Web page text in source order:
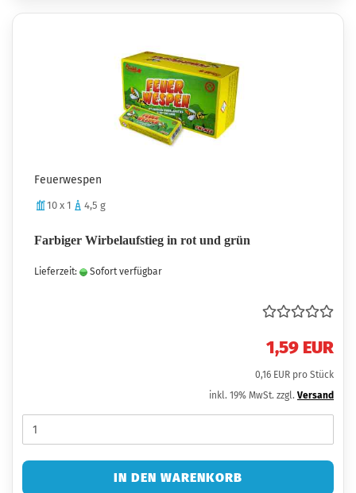
Feuerwespen
10 x 1 4,5 g
Farbiger Wirbelaufstieg in rot und grün
Lieferzeit: Sofort verfügbar
1,59 EUR
0,16 EUR pro Stück
inkl. 19% MwSt. zzgl. Versand
IN DEN WARENKORB